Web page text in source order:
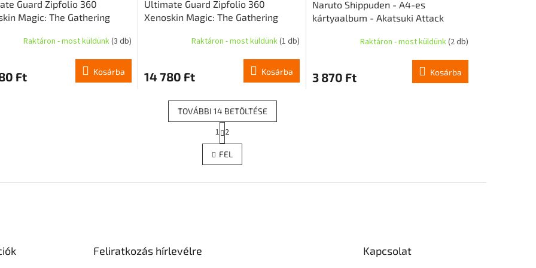
Guard Zipfolio 360
Magic: The Gathering
Raktáron - most küldünk(3 db)
Ft Kosárba
Ultimate Guard Zipfolio 360
Xenoskin Magic: The Gathering
Raktáron - most küldünk(1 db)
14 780 Ft Kosárba
Naruto Shippuden - A4-es
kártyaalbum - Akatsuki Attack
Raktáron - most küldünk(2 db)
3 870 Ft Kosárba
L
i
s
a
TOVÁBBI 14 BETÖLTÉSE
L
a
p
o
z
1 2
FEL
Feliratkozás hírlevélre Kapcsolat